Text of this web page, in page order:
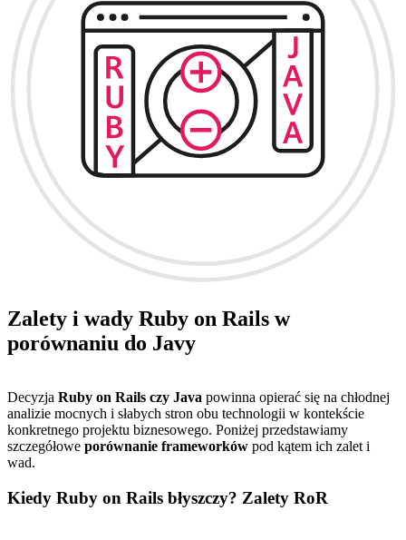
Zalety i wady Ruby on Rails w
porównaniu do Javy
Decyzja Ruby on Rails czy Java powinna opierać się na chłodnej
analizie mocnych i słabych stron obu technologii w kontekście
konkretnego projektu biznesowego. Poniżej przedstawiamy
szczegółowe porównanie frameworków pod kątem ich zalet i
wad.
Kiedy Ruby on Rails błyszczy? Zalety RoR